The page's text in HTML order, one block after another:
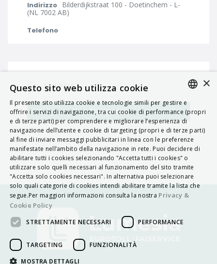
Indirizzo Bilderdijkstraat 100 - Doetinchem - L-
(NL 7002 AB)
Telefono
MAPPA
Navigatore ITALIAN
ENGLISH
FRENCH
HUNGARIAN
DEUTSCH
POLSKI
PORTUGUÊS
×
Questo sito web utilizza cookie
Il presente sito utilizza cookie e tecnologie simili per gestire e
offrire i servizi di navigazione, tra cui cookie di performance (propri
e di terze parti) per comprendere e migliorare l’esperienza di
navigazione dell’utente e cookie di targeting (propri e di terze parti)
al fine di inviare messaggi pubblicitari in linea con le preferenze
manifestate nell’ambito della navigazione in rete. Puoi decidere di
abilitare tutti i cookies selezionando "Accetta tutti i cookies" o
utilizzare solo quelli necessari al funzionamento del sito tramite
"Accetta solo cookies necessari". In alternativa puoi selezionare
solo quali categorie di cookies intendi abilitare tramite la lista che
segue.Per maggiori informazioni consulta la nostra Privacy &
Cookie Policy
STRETTAMENTE NECESSARI PERFORMANCE
TARGETING FUNZIONALITÀ
MOSTRA DETTAGLI